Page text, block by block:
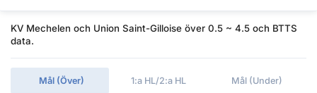
KV Mechelen och Union Saint-Gilloise över 0.5 ~ 4.5 och BTTS
data.
Mål (Över) 1:a HL/2:a HL Mål (Under)